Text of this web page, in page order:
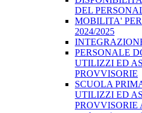
DEL
MOBILITA'
2024/2025
PERSONALE
UTILIZZI ED
PROVVISORIE
SCUOLA
UTILIZZI ED
PROVVISORIE